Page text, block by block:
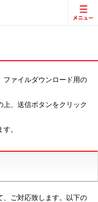
ファイルダウンロード用の
上、送信ボタンをクリック
。
、ご対応致します。以下の